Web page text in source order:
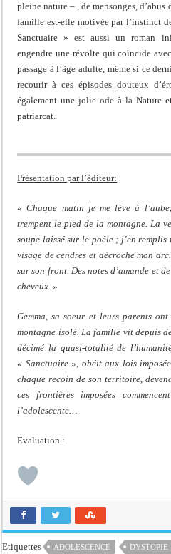
pleine nature – , de mensonges, d’abus
famille est-elle motivée par l’instinct
Sanctuaire » est aussi un roman
engendre une révolte qui coïncide
passage à l’âge adulte, même si ce
recourir à ces épisodes douteux
également une jolie ode à la Nature
patriarcat.
Présentation par l’éditeur:
« Chaque matin je me lève à
trempent le pied de la montagne. La
soupe laissé sur le poêle ; j’en
visage de cendres et décroche mon
sur son front. Des notes d’amande et
cheveux. »
Gemma, sa soeur et leurs parents
montagne isolé. La famille vit depuis
décimé la quasi-totalité de
« Sanctuaire », obéit aux lois
chaque recoin de son territoire,
ces frontières imposées
l’adolescente…
Evaluation :
Etiquettes ADOLESCENCE DYSTOPIE